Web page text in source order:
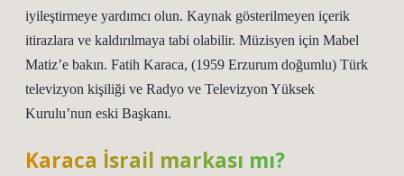
iyileştirmeye yardımcı olun. Kaynak gösterilmeyen içerik
itirazlara ve kaldırılmaya tabi olabilir. Müzisyen için Mabel
Matiz’e bakın. Fatih Karaca, (1959 Erzurum doğumlu) Türk
televizyon kişiliği ve Radyo ve Televizyon Yüksek
Kurulu’nun eski Başkanı.
Karaca İsrail markası mı?